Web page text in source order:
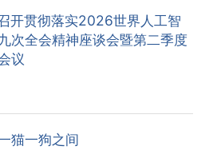
开贯彻落实2026世界人工智
次全会精神座谈会暨第二季度
议
猫一狗之间